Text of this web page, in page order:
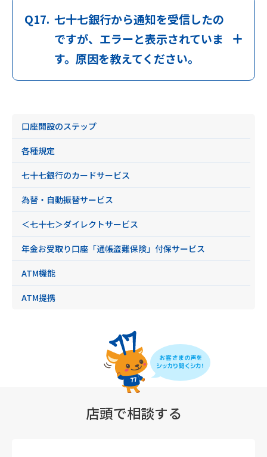
Q17. 七十七銀行から通知を受信したの
ですが、エラーと表示されていま
す。原因を教えてください。
口座開設のステップ
各種規定
七十七銀行のカードサービス
為替・自動振替サービス
＜七十七＞ダイレクトサービス
年金お受取り口座「通帳盗難保険」付保サービス
ATM機能
ATM提携
店頭で相談する